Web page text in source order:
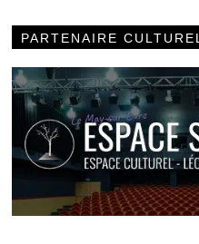
PARTENAIRE CULTUREL